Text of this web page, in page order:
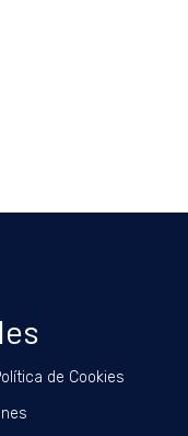
de Cookies